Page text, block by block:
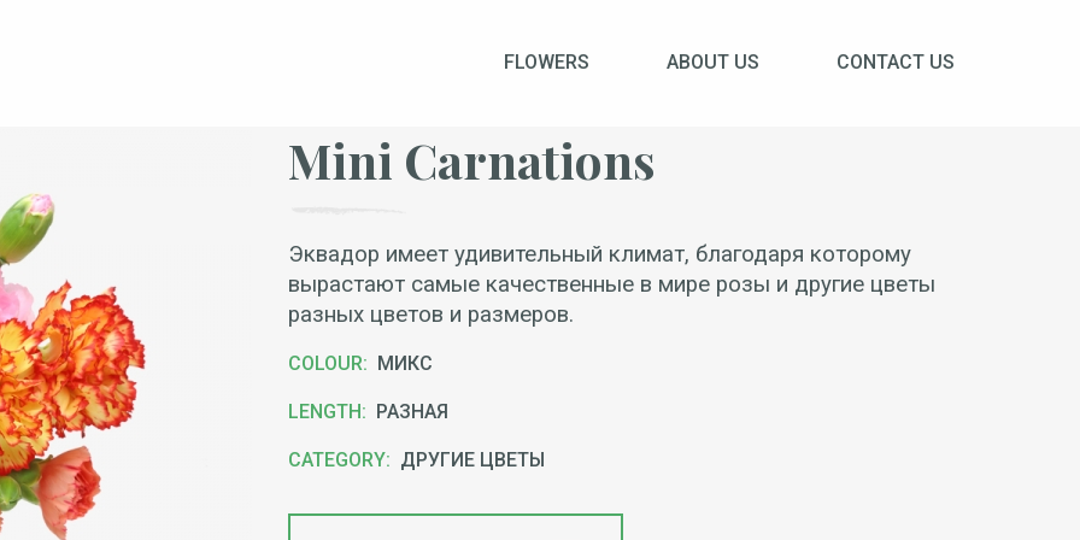
FLOWERS ABOUT US CONTACT US
Mini Carnations
Эквадор имеет удивительный климат, благодаря которому
вырастают самые качественные в мире розы и другие цветы
разных цветов и размеров.
COLOUR МИКС
LENGTH РАЗНАЯ
CATEGORY ДРУГИЕ ЦВЕТЫ